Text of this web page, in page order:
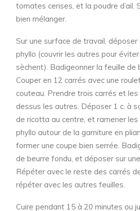
tomates cerises, et la poudre d’ail.
bien mélanger.
Sur une surface de travail,
phyllo (couvrir les autres pour éviter
sèchent). Badigeonner la feuille de
Couper en 12 carrés avec une
couteau. Prendre trois carrés et les
dessus les autres. Déposer 1 c. à
de ricotta au centre, et ramener
phyllo autour de la garniture en
former une coupe bien serrée.
de beurre fondu, et déposer sur
Répéter avec le reste des carrés
répéter avec les autres feuilles.
Cuire pendant 15 à 20 minutes ou